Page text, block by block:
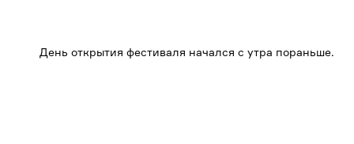
День открытия фестиваля начался с утра пораньше.